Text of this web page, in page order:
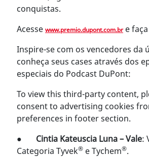
conquistas.
Acesse www.premio.dupont.com.bre
Inspire-se com os vencedores da
conheça seus cases através dos
especiais do Podcast DuPont:
To view this third-party content,
consent to advertising cookies
preferences in footer section.
● Cintia Kateuscia Luna – Vale:
Categoria Tyvek® e Tychem®.